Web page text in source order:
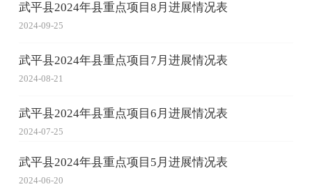
武平县2024年县重点项目8月进展情况表
2024-09-25
武平县2024年县重点项目7月进展情况表
2024-08-21
武平县2024年县重点项目6月进展情况表
2024-07-25
武平县2024年县重点项目5月进展情况表
2024-06-20